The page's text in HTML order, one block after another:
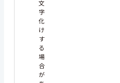
文
字
化
け
す
る
場
合
が